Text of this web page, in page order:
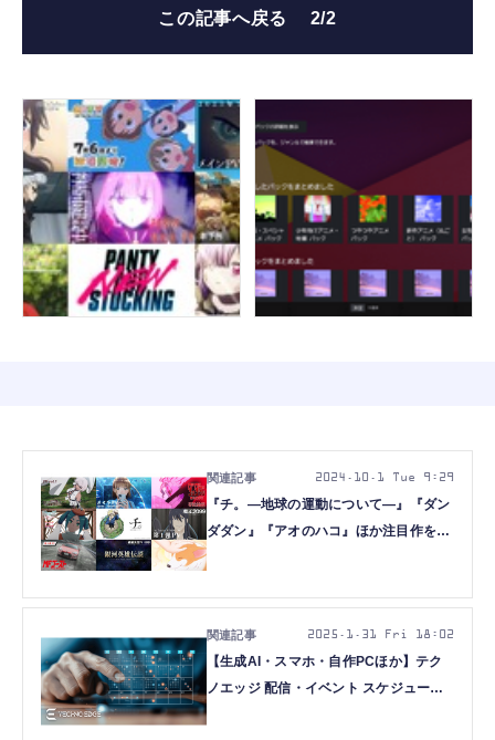
この記事へ戻る 2/2
『チ。―地球の運動について―』『ダン
ダダン』『アオのハコ』ほか注目作をチ
2024.10.1 Tue 9:29
【生成AI・スマホ・自作PCほか】テク
ノエッジ 配信・イベント スケジュール
2025.1.31 Fri 18:02